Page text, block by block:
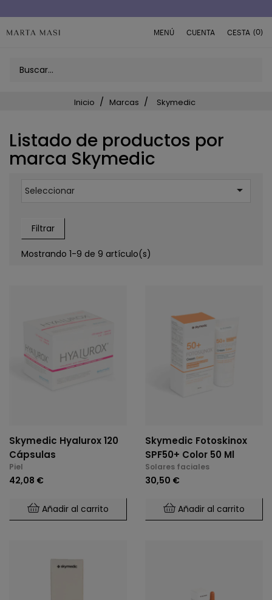
MENÚ CUENTA CESTA (0)
Inicio Marcas Skymedic
Listado de productos por
marca Skymedic
Seleccionar 
Filtrar
Mostrando 1-9 de 9 artículo(s)
Skymedic Hyalurox 120
Cápsulas
Piel
42,08 €
Añadir al carrito
Skymedic Fotoskinox
SPF50+ Color 50 Ml
Solares faciales
30,50 €
Añadir al carrito